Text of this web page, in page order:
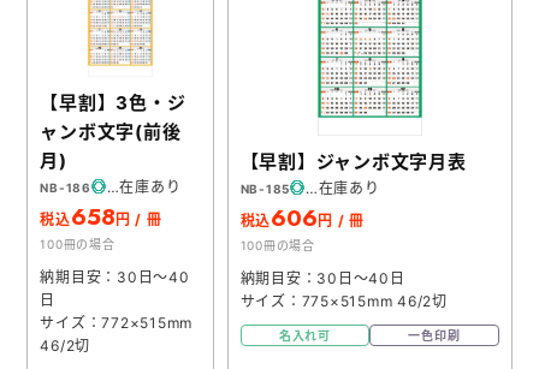
【早割】3色・ジ
ャンボ文字(前後
月)
NB-186
在庫あり
税込658 円 / 冊
100冊の場合
納期目安：30日～40
日
サイズ：772×515mm
46/2切
【早割】ジャンボ文字月表
NB-185
在庫あり
税込606 円 / 冊
100冊の場合
納期目安：30日～40日
サイズ：775×515mm 46/2切
名入れ可 一色印刷